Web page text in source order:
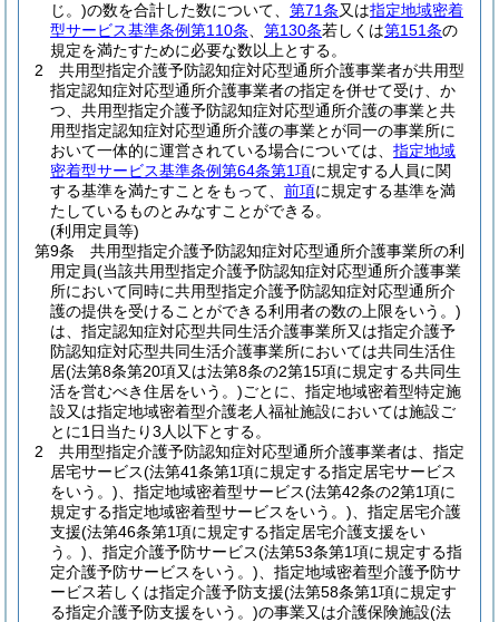
じ。)の数を合計した数について、 第71条又は指定地域密着
型サービス基準条例第110条
第130条若しくは第151条の
規定を満たすために必要な数以上とする。
2
共用型指定介護予防認知症対応型通所介護事業者が共用型
指定認知症対応型通所介護事業者の指定を併せて受け、か
つ、共用型指定介護予防認知症対応型通所介護の事業と共
用型指定認知症対応型通所介護の事業とが同一の事業所に
おいて一体的に運営されている場合については、 指定地域
密着型サービス基準条例第64条第1項に規定する人員に関
する基準を満たすことをもって、 前項に規定する基準を満
たしているものとみなすことができる。
(利用定員等)
第9条
共用型指定介護予防認知症対応型通所介護事業所の利
用定員(当該共用型指定介護予防認知症対応型通所介護事業
所において同時に共用型指定介護予防認知症対応型通所介
護の提供を受けることができる利用者の数の上限をいう。)
は、指定認知症対応型共同生活介護事業所又は指定介護予
防認知症対応型共同生活介護事業所においては共同生活住
居(法第8条第20項又は法第8条の2第15項に規定する共同生
活を営むべき住居をいう。)ごとに、指定地域密着型特定施
設又は指定地域密着型介護老人福祉施設においては施設ご
とに1日当たり3人以下とする。
2
共用型指定介護予防認知症対応型通所介護事業者は、指定
居宅サービス(法第41条第1項に規定する指定居宅サービス
をいう。) 、指定地域密着型サービス(法第42条の2第1項に
規定する指定地域密着型サービスをいう。) 、指定居宅介護
支援(法第46条第1項に規定する指定居宅介護支援をい
う。) 、指定介護予防サービス(法第53条第1項に規定する指
定介護予防サービスをいう。) 、指定地域密着型介護予防サ
ービス若しくは指定介護予防支援(法第58条第1項に規定す
る指定介護予防支援をいう。)の事業又は介護保険施設(法